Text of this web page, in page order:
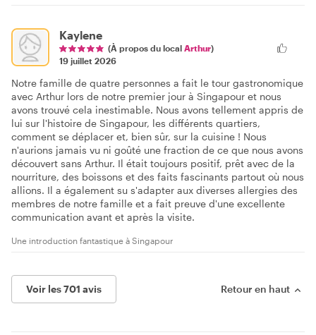
Kaylene
(À propos du local Arthur)
19 juillet 2026
Notre famille de quatre personnes a fait le tour gastronomique
avec Arthur lors de notre premier jour à Singapour et nous
avons trouvé cela inestimable. Nous avons tellement appris de
lui sur l'histoire de Singapour, les différents quartiers,
comment se déplacer et, bien sûr, sur la cuisine ! Nous
n'aurions jamais vu ni goûté une fraction de ce que nous avons
découvert sans Arthur. Il était toujours positif, prêt avec de la
nourriture, des boissons et des faits fascinants partout où nous
allions. Il a également su s'adapter aux diverses allergies des
membres de notre famille et a fait preuve d'une excellente
communication avant et après la visite.
Une introduction fantastique à Singapour
Voir les 701 avis Retour en haut